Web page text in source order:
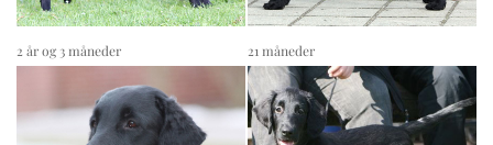
2 år og 3 måneder 21 måneder